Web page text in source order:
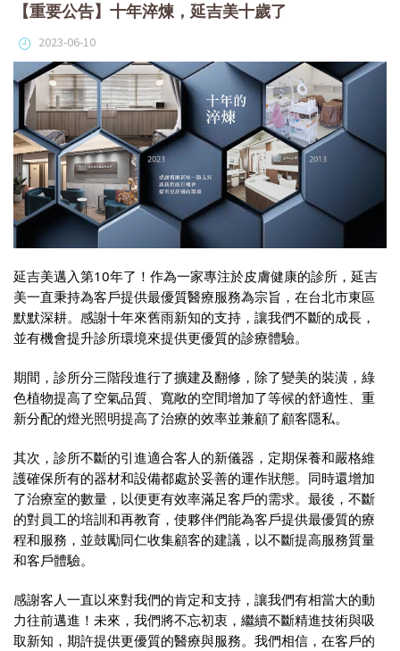
【重要公告】十年淬煉，延吉美十歲了
2023-06-10
延吉美邁入第10年了！作為一家專注於皮膚健康的診所，延吉
美一直秉持為客戶提供最優質醫療服務為宗旨，在台北市東區
默默深耕。感謝十年來舊雨新知的支持，讓我們不斷的成長，
並有機會提升診所環境來提供更優質的診療體驗。
期間，診所分三階段進行了擴建及翻修，除了變美的裝潢，綠
色植物提高了空氣品質、寬敞的空間增加了等候的舒適性、重
新分配的燈光照明提高了治療的效率並兼顧了顧客隱私。
其次，診所不斷的引進適合客人的新儀器，定期保養和嚴格維
護確保所有的器材和設備都處於妥善的運作狀態。同時還增加
了治療室的數量，以便更有效率滿足客戶的需求。最後，不斷
的對員工的培訓和再教育，使夥伴們能為客戶提供最優質的療
程和服務，並鼓勵同仁收集顧客的建議，以不斷提高服務質量
和客戶體驗。
感謝客人一直以來對我們的肯定和支持，讓我們有相當大的動
力往前邁進！未來，我們將不忘初衷，繼續不斷精進技術與吸
取新知，期許提供更優質的醫療與服務。我們相信，在客戶的